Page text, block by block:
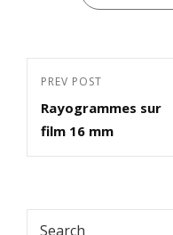
Navigation
de
l’article
Previous
Post
PREV POST
Rayogrammes sur
film 16 mm
Search